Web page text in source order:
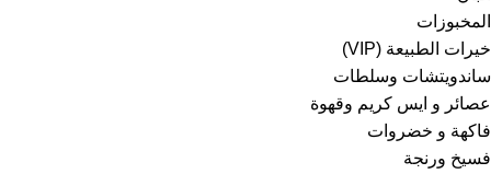
المخبوزات
خيرات الطبيعة (VIP)
ساندويتشات وسلطات
عصائر و ايس كريم وقهوة
فاكهة و خضروات
فسيخ ورنجة